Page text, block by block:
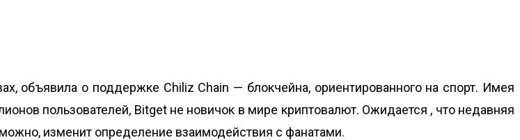
объявила о поддержке Chiliz Chain — блокчейна, ориентированного на спорт. Имея
пользователей, Bitget не новичок в мире криптовалют. Ожидается , что недавняя
изменит определение взаимодействия с фанатами.